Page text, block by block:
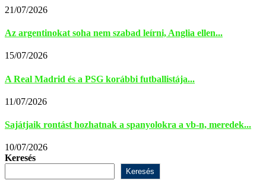
21/07/2026
Az argentinokat soha nem szabad leírni, Anglia ellen...
15/07/2026
A Real Madrid és a PSG korábbi futballistája...
11/07/2026
Sajátjaik rontást hozhatnak a spanyolokra a vb-n, meredek...
10/07/2026
Keresés
Keresés